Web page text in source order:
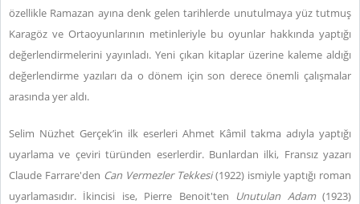
özellikle Ramazan ayına denk gelen tarihlerde unutulmaya yüz tutmuş
Karagöz ve Ortaoyunlarının metinleriyle bu oyunlar hakkında yaptığı
değerlendirmelerini yayınladı. Yeni çıkan kitaplar üzerine kaleme aldığı
değerlendirme yazıları da o dönem için son derece önemli çalışmalar
arasında yer aldı.
Selim Nüzhet Gerçek’in ilk eserleri Ahmet Kâmil takma adıyla yaptığı
uyarlama ve çeviri türünden eserlerdir. Bunlardan ilki, Fransız yazarı
Claude Farrare'den Can Vermezler Tekkesi(1922) ismiyle yaptığı roman
uyarlamasıdır. İkincisi ise, Pierre Benoit'ten
Unutulan Adam(1923)